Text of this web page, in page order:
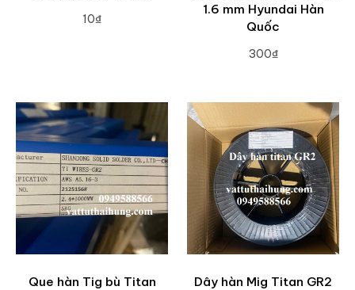
10₫
1.6 mm Hyundai Hàn
Quốc
300₫
Que hàn Tig bù Titan
Dây hàn Mig Titan GR2